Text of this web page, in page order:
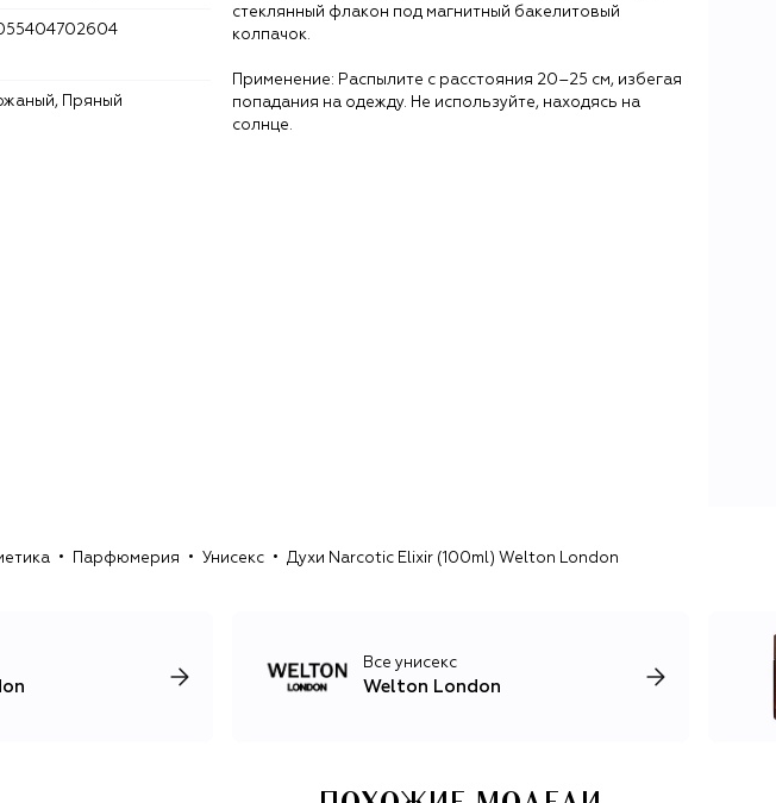
Пряный
стеклянный флакон под магнитный бакелитовый
колпачок.
Применение: Распылите с расстояния 20–25 см, избегая
попадания на одежду. Не используйте, находясь на
солнце.
Парфюмерия Унисекс Духи Narcotic Elixir (100ml) Welton London
Все унисекс
Welton London